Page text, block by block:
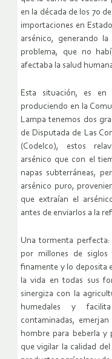
en la década de los 70
importaciones en
arsénico, generando
problema, que no
afectaba la salud
Esta situación, es
produciendo en la
Lampa tenemos dos
de Disputada de Las
(Codelco), estos
arsénico que con el
napas subterráneas,
arsénico puro,
que extraían el
antes de enviarlos a la
Una tormenta
por millones de
finamente y lo deposita
la vida en todas sus
sinergiza con la
humedales y
contaminadas,
hombre para beberla y
que vigilar la calidad